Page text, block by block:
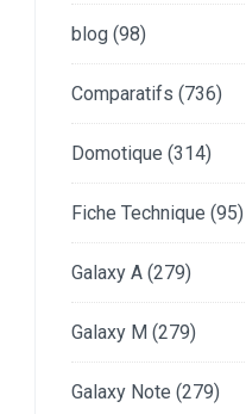
blog (98)
Comparatifs (736)
Domotique (314)
Fiche Technique (95)
Galaxy A (279)
Galaxy M (279)
Galaxy Note (279)